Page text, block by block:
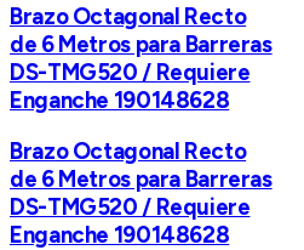
Brazo Octagonal Recto
de 6 Metros para Barreras
DS-TMG520 / Requiere
Enganche 190148628
Brazo Octagonal Recto
de 6 Metros para Barreras
DS-TMG520 / Requiere
Enganche 190148628